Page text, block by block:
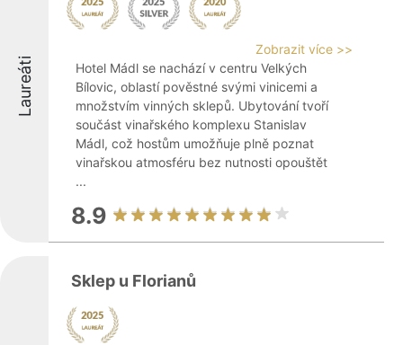
Laureáti
Zobrazit více >>
Hotel Mádl se nachází v centru Velkých
Bílovic, oblastí pověstné svými vinicemi a
množstvím vinných sklepů. Ubytování tvoří
součást vinařského komplexu Stanislav
Mádl, což hostům umožňuje plně poznat
vinařskou atmosféru bez nutnosti opouštět
...
8.9
Sklep u Florianů